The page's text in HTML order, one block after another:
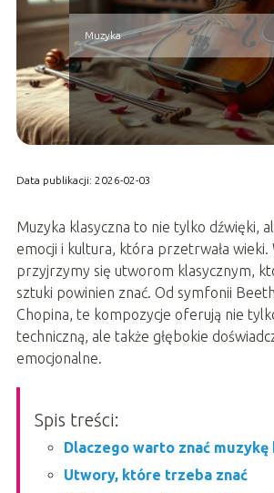
Muzyka
Data publikacji: 2026-02-03
Muzyka klasyczna to nie tylko dźwięki,
emocji i kultura, która przetrwała wieki.
przyjrzymy się utworom klasycznym,
sztuki powinien znać. Od symfonii
Chopina, te kompozycje oferują nie
techniczną, ale także głębokie
emocjonalne.
Spis treści:
Dlaczego warto znać muzykę
Utwory, które trzeba znać